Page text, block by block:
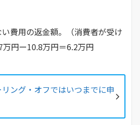
費用の返金額。（消費者が受け
円ー10.8万円＝6.2万円
ング・オフではいつまでに申